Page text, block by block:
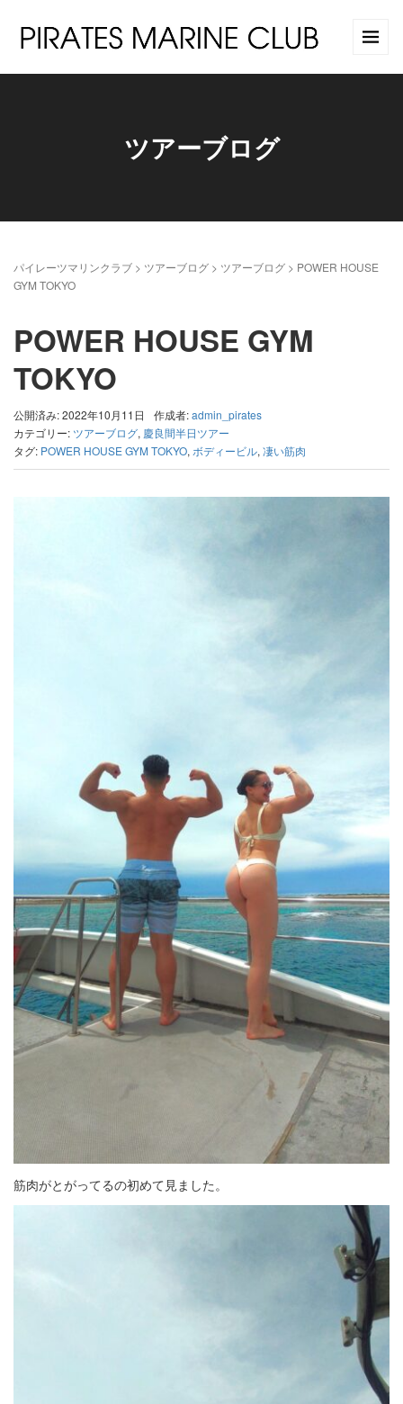
ツアーブログ
パイレーツマリンクラブ > ツアーブログ > ツアーブログ > POWER HOUSE
GYM TOKYO
POWER HOUSE GYM
TOKYO
公開済み: 2022年10月11日 作成者:admin_pirates
カテゴリー: ツアーブログ, 慶良間半日ツアー
タグ: POWER HOUSE GYM TOKYO, ボディービル, 凄い筋肉
筋肉がとがってるの初めて見ました。